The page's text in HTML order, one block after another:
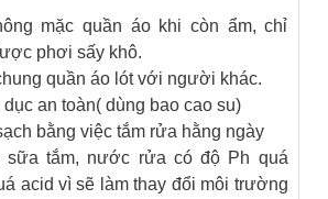
mặc quần áo khi còn ẩm, chỉ
phơi sấy khô.
quần áo lót với người khác.
an toàn( dùng bao cao su)
bằng việc tắm rửa hằng ngày
sữa tắm, nước rửa có độ Ph quá
acid vì sẽ làm thay đổi môi trường